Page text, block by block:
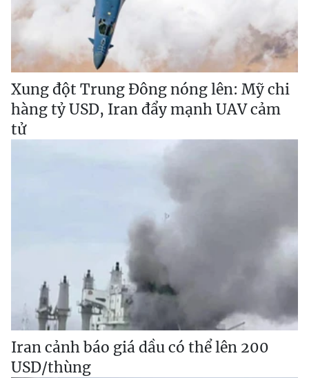
Xung đột Trung Đông nóng lên: Mỹ chi
hàng tỷ USD, Iran đẩy mạnh UAV cảm
tử
Iran cảnh báo giá dầu có thể lên 200
USD/thùng